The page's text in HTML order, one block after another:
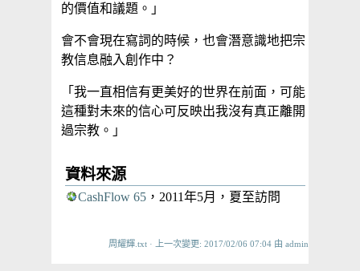
的價值和議題。」
會不會現在寫詞的時候，也會潛意識地把宗
教信息融入創作中？
「我一直相信有更美好的世界在前面，可能
這種對未來的信心可反映出我沒有真正離開
過宗教。」
資料來源
CashFlow 65 ，2011年5月，夏至訪問
周耀輝.txt · 上一次變更: 2017/02/06 07:04 由 admin